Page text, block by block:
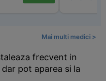
Mai multi medici >
frecvent in
pot aparea si la